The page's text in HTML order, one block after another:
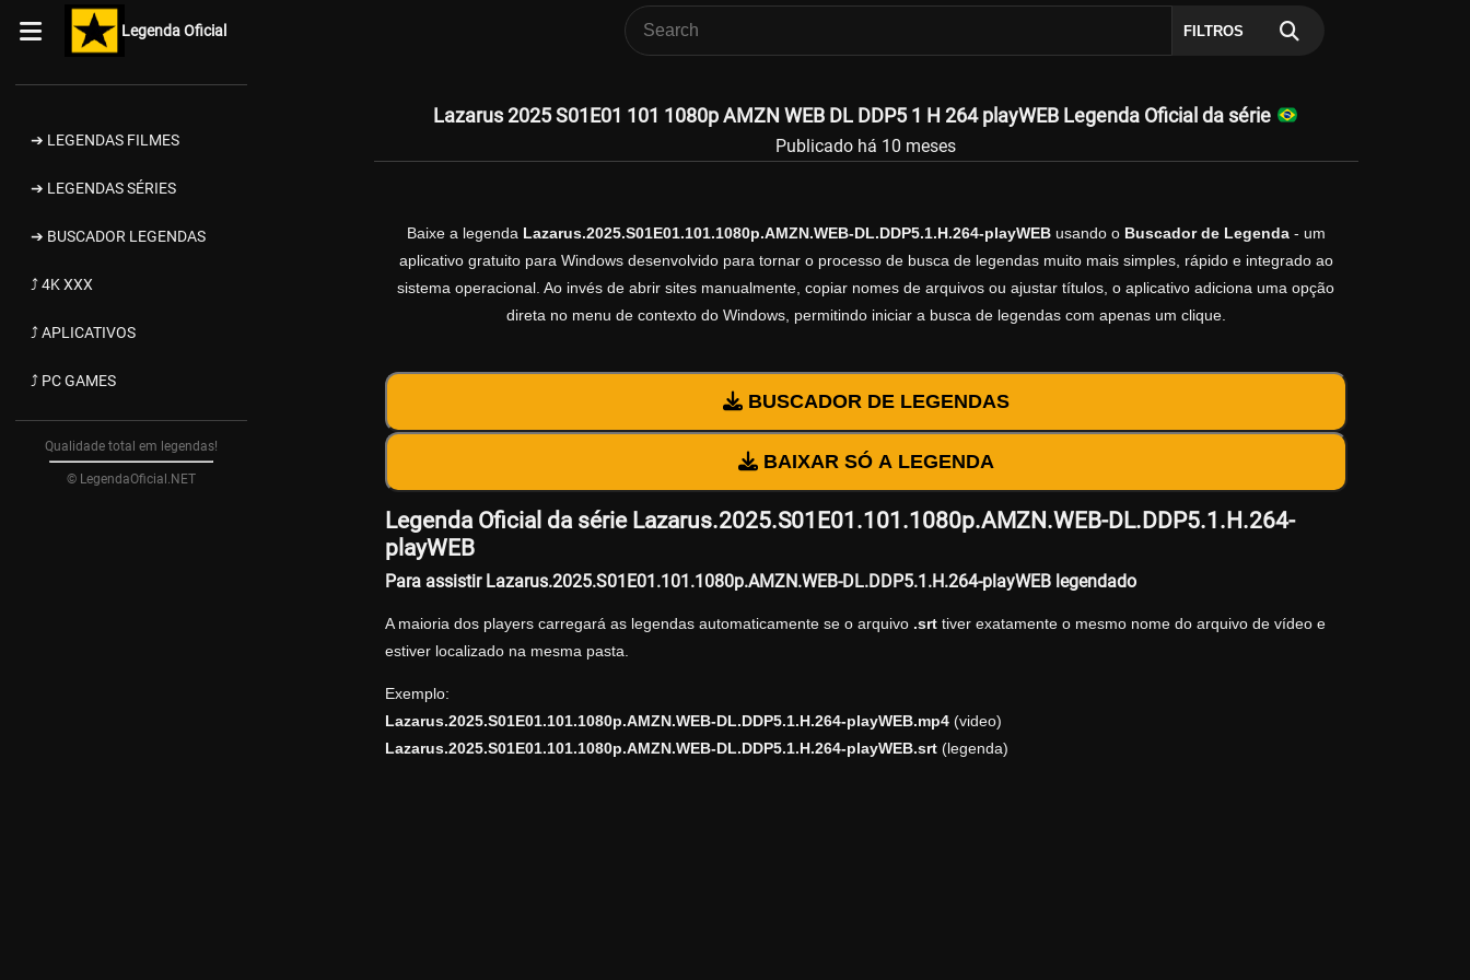
Legenda Oficial FILTROS
➔ LEGENDAS FILMES
➔ LEGENDAS SÉRIES
➔ BUSCADOR LEGENDAS
⤴ 4K XXX
⤴ APLICATIVOS
⤴ PC GAMES
Qualidade total em legendas!
© LegendaOficial.NET
Lazarus 2025 S01E01 101 1080p AMZN WEB DL DDP5 1 H 264 playWEB Legenda Oficial da série
Publicado há 10 meses
Baixe a legenda Lazarus.2025.S01E01.101.1080p.AMZN.WEB-DL.DDP5.1.H.264-playWEBusando o Buscador de Legenda- um
aplicativo gratuito para Windows desenvolvido para tornar o processo de busca de legendas muito mais simples, rápido e integrado ao
sistema operacional. Ao invés de abrir sites manualmente, copiar nomes de arquivos ou ajustar títulos, o aplicativo adiciona uma opção
direta no menu de contexto do Windows, permitindo iniciar a busca de legendas com apenas um clique.
BUSCADOR DE LEGENDAS
BAIXAR SÓ A LEGENDA
Legenda Oficial da série Lazarus.2025.S01E01.101.1080p.AMZN.WEB-DL.DDP5.1.H.264-
playWEB
Para assistir Lazarus.2025.S01E01.101.1080p.AMZN.WEB-DL.DDP5.1.H.264-playWEB legendado
A maioria dos players carregará as legendas automaticamente se o arquivo .srttiver exatamente o mesmo nome do arquivo de vídeo e
estiver localizado na mesma pasta.
Exemplo:
Lazarus.2025.S01E01.101.1080p.AMZN.WEB-DL.DDP5.1.H.264-playWEB.mp4(video)
Lazarus.2025.S01E01.101.1080p.AMZN.WEB-DL.DDP5.1.H.264-playWEB.srt(legenda)